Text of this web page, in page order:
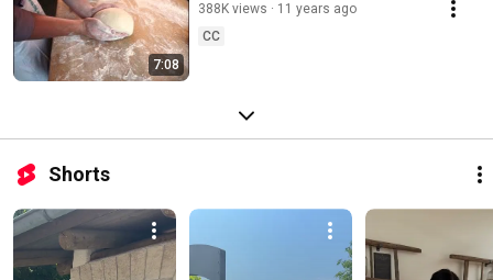
7:08
388K views
11 years ago
CC
Shorts